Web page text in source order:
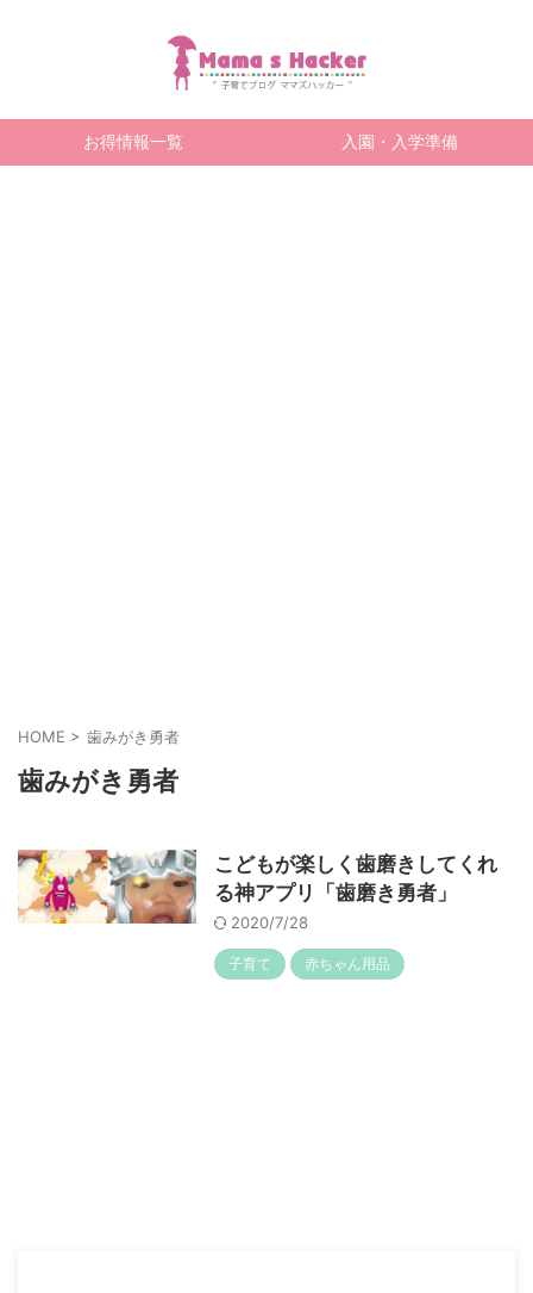
お得情報一覧 入園・入学準備
HOME > 歯みがき勇者
歯みがき勇者
こどもが楽しく歯磨きしてくれ
る神アプリ「歯磨き勇者」
2020/7/28
子育て 赤ちゃん用品